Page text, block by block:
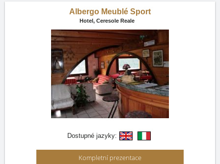
Albergo Meublé Sport
Hotel, Ceresole Reale
Dostupné jazyky:
Kompletní prezentace